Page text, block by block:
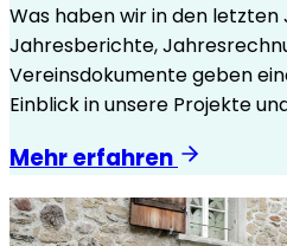
Was haben wir in den
Jahresberichte,
Vereinsdokumente geben
Einblick in unsere Projekte
Mehr erfahren